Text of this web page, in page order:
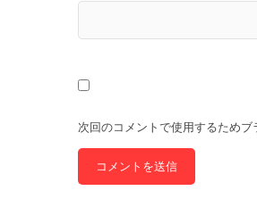
次回のコメントで使用するためブ